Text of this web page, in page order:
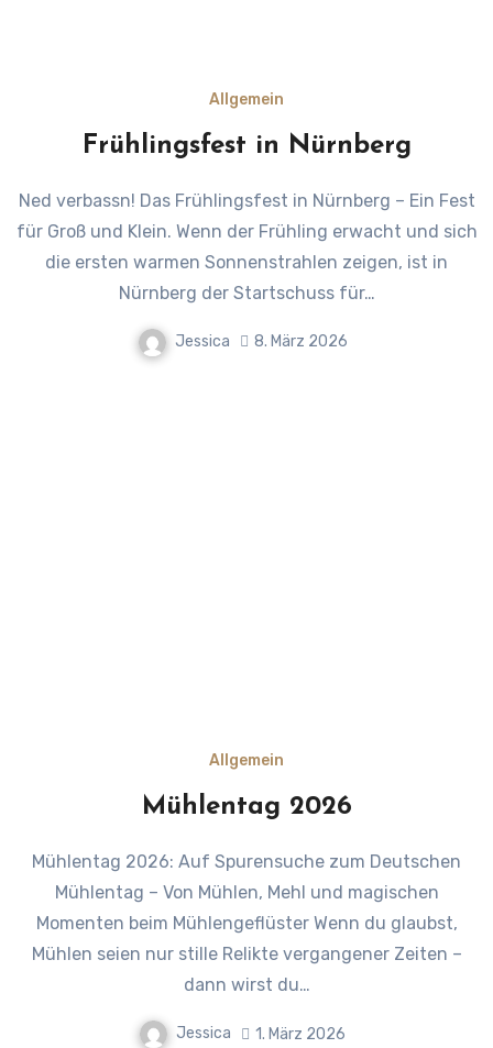
Allgemein
Frühlingsfest in Nürnberg
Ned verbassn! Das Frühlingsfest in Nürnberg – Ein Fest
für Groß und Klein. Wenn der Frühling erwacht und sich
die ersten warmen Sonnenstrahlen zeigen, ist in
Nürnberg der Startschuss für…
Jessica 8. März 2026
Allgemein
Mühlentag 2026
Mühlentag 2026: Auf Spurensuche zum Deutschen
Mühlentag – Von Mühlen, Mehl und magischen
Momenten beim Mühlengeflüster Wenn du glaubst,
Mühlen seien nur stille Relikte vergangener Zeiten –
dann wirst du…
Jessica 1. März 2026